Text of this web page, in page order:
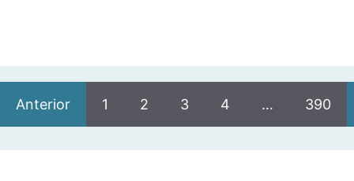
Anterior 1 2 3 4 … 390